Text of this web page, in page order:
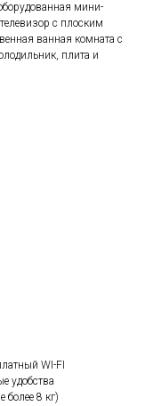
мини-
с плоским
ванная комната с
плита и
WI-FI
удобства
8 кг)